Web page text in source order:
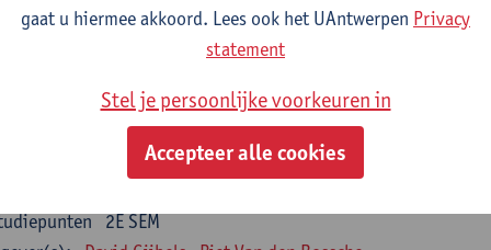
Communicatie
cluster opleidings- en onderwijswetenschappen
2E SEM
gaat u hiermee akkoord. Lees ook het UAntwerpen Privacy
statement
Stel je persoonlijke voorkeuren in
Accepteer alle cookies